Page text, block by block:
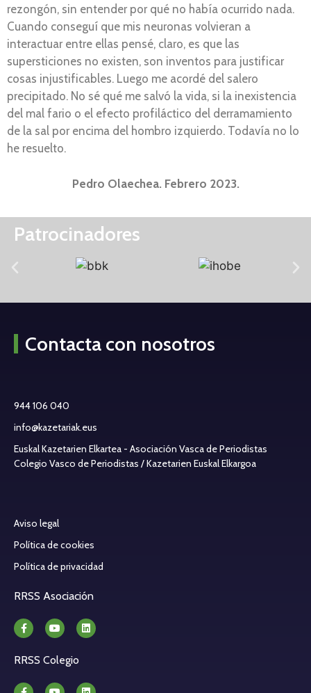
rezongón, sin entender por qué no había ocurrido nada.
Cuando conseguí que mis neuronas volvieran a
interactuar entre ellas pensé, claro, es que las
supersticiones no existen, son inventos para justificar
cosas injustificables. Luego me acordé del salero
precipitado. No sé qué me salvó la vida, si la inexistencia
del mal fario o el efecto profiláctico del derramamiento
de la sal por encima del hombro izquierdo. Todavía no lo
he resuelto.
Pedro Olaechea. Febrero 2023.
Patrocinadores
Contacta con nosotros
944 106 040
info@kazetariak.eus
Euskal Kazetarien Elkartea - Asociación Vasca de Periodistas
Colegio Vasco de Periodistas / Kazetarien Euskal Elkargoa
Aviso legal
Política de cookies
Política de privacidad
RRSS Asociación
RRSS Colegio